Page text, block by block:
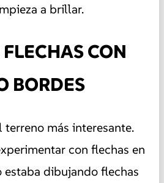
a brillar.
CON
BORDES
más interesante.
con flechas en
estaba dibujando flechas